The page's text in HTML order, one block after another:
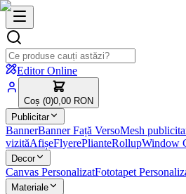
Editor Online
Coș (0)0,00 RON
Publicitar
BannerBanner Față VersoMesh
vizităAfișeFlyerePlianteRollupWindow
Decor
Canvas PersonalizatFototapet
Materiale